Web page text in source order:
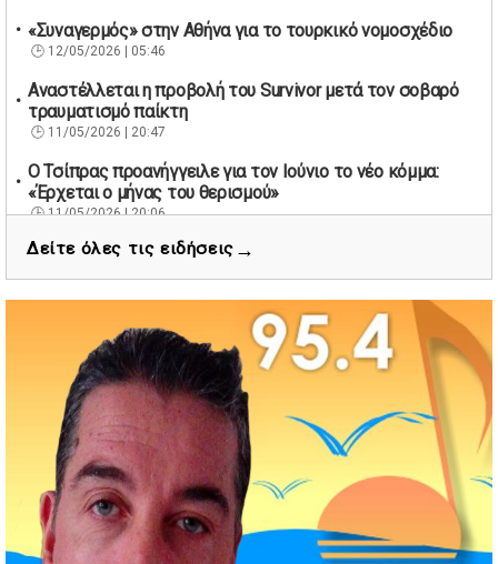
«Συναγερμός» στην Αθήνα για το τουρκικό νομοσχέδιο
12/05/2026 | 05:46
Αναστέλλεται η προβολή του Survivor μετά τον σοβαρό
τραυματισμό παίκτη
11/05/2026 | 20:47
Ο Τσίπρας προανήγγειλε για τον Ιούνιο το νέο κόμμα:
«Έρχεται ο μήνας του θερισμού»
11/05/2026 | 20:06
67 βουλευτές των Εργατικών ζητούν την παραίτηση του
Βρετανού πρωθυπουργού Κιρ Στάρμερ
Διάσωση 40 μεταναστών νότια της Γαύδου μετά από
εντοπισμό λέμβου
11/05/2026 | 19:37
Νέος πρόεδρος στον Αθλητικό Όμιλο Νέων Στύρων ο
Αντώνης Κουμάκης
11/05/2026 | 16:32
Formula 1: Κυριαρχία Αντονέλι στο Μαϊάμι και αύξηση
διαφοράς στη βαθμολογία
03/05/2026 | 19:35
Δείτε όλες τις ειδήσεις →